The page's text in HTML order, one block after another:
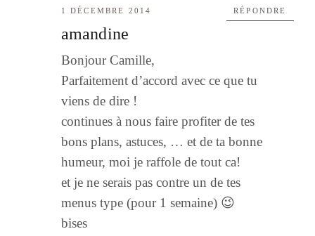
1 DÉCEMBRE 2014
amandine
Bonjour Camille,
Parfaitement d’accord avec ce que tu
viens de dire !
continues à nous faire profiter de tes
bons plans, astuces, … et de ta bonne
humeur, moi je raffole de tout ca!
et je ne serais pas contre un de tes
menus type (pour 1 semaine) 😉
bises
RÉPONDRE